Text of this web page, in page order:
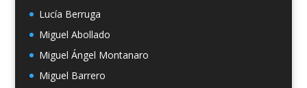
Lucía Berruga
Miguel Abollado
Miguel Ángel Montanaro
Miguel Barrero